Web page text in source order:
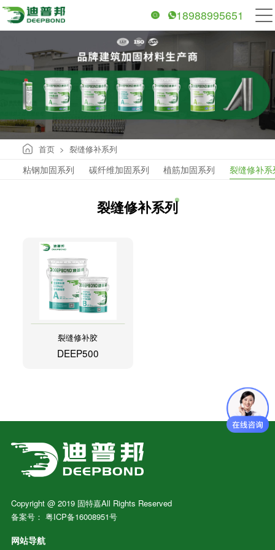
18988995651
首页> 裂缝修补系列
粘钢加固系列 碳纤维加固系列 植筋加固系列 裂缝修补系
裂缝修补系列
裂缝修补胶
DEEP500
Copyright @ 2019 固特嘉All Rights Reserved
备案号： 粤ICP备16008951号
网站导航